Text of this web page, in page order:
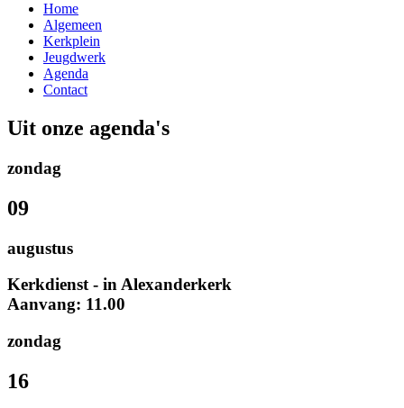
Home
Algemeen
Kerkplein
Jeugdwerk
Agenda
Contact
Uit onze agenda's
zondag
09
augustus
Kerkdienst - in Alexanderkerk
Aanvang: 11.00
zondag
16